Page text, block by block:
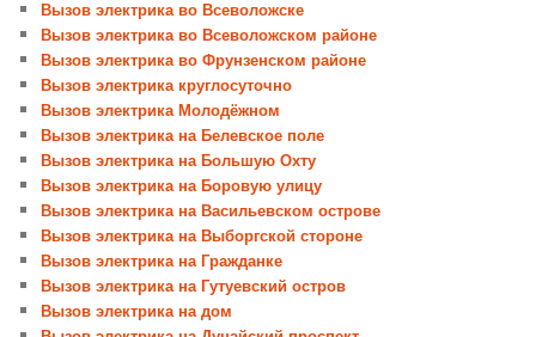
Вызов электрика во Всеволожске
Вызов электрика во Всеволожском районе
Вызов электрика во Фрунзенском районе
Вызов электрика круглосуточно
Вызов электрика Молодёжном
Вызов электрика на Белевское поле
Вызов электрика на Большую Охту
Вызов электрика на Боровую улицу
Вызов электрика на Васильевском острове
Вызов электрика на Выборгской стороне
Вызов электрика на Гражданке
Вызов электрика на Гутуевский остров
Вызов электрика на дом